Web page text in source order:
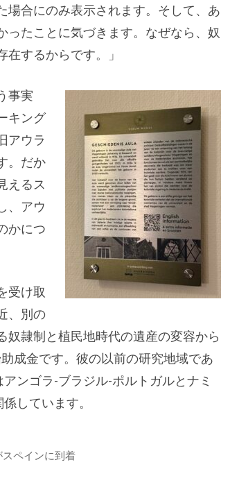
合にのみ表示されます。そして、あ
たことに気づきます。なぜなら、奴
するからです。」
事実
キング
アウラ
。だか
えるス
、アウ
かにつ
受け取
、別の
隷制と植民地時代の遺産の変容から
成金です。彼の以前の研究地域であ
ンゴラ-ブラジル-ポルトガルとナミ
しています。
ペインに到着